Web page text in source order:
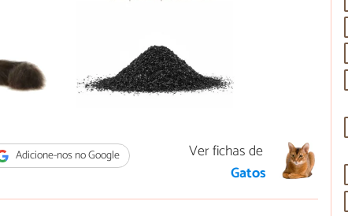
Adicione-nos no Google
Ver fichas de
Gatos